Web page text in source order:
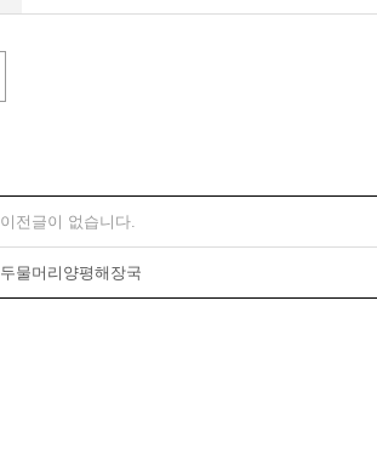
이전글이 없습니다.
두물머리양평해장국